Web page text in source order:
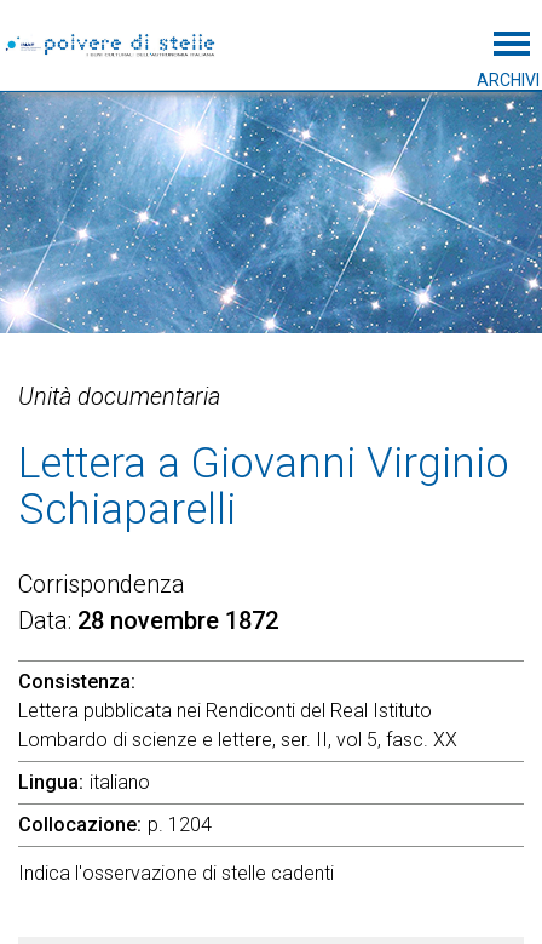
ARCHIVI
Unità documentaria
Lettera a Giovanni Virginio
Schiaparelli
Corrispondenza
Data 28 novembre 1872
Consistenza
Lettera pubblicata nei Rendiconti del Real Istituto
Lombardo di scienze e lettere, ser. II, vol 5, fasc. XX
Lingua italiano
Collocazione p. 1204
Indica l'osservazione di stelle cadenti